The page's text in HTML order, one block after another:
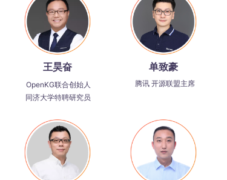
王昊奋
OpenKG联合创始人
同济大学特聘研究员
单致豪
腾讯 开源联盟主席